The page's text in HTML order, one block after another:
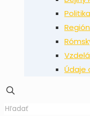
Politika
Údaje